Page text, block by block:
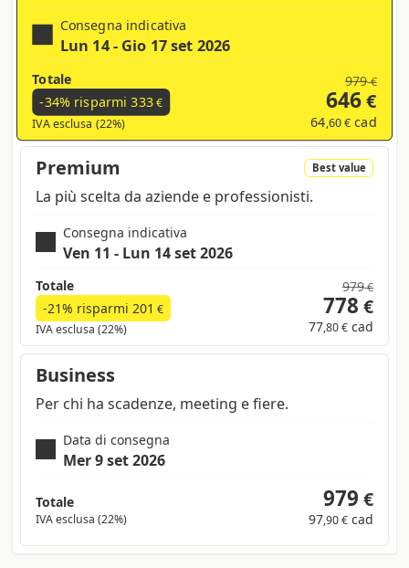
Consegna indicativa
Lun 14 - Gio 17 set 2026
Totale
-34% risparmi333€
IVA esclusa (22%)
979€
646€
64 ,60 € cad
Premium Best value
La più scelta da aziende e professionisti.
Consegna indicativa
Ven 11 - Lun 14 set 2026
Totale
-21% risparmi 201 €
IVA esclusa (22%)
979€
778 €
77,80 € cad
Business
Per chi ha scadenze, meeting e fiere.
Data di consegna
Mer 9 set 2026
Totale
IVA esclusa (22%)
979 €
97,90 € cad